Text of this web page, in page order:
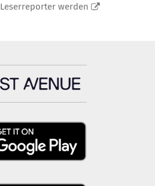
Leserreporter werden